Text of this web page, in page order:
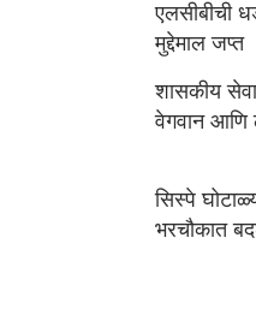
एलसीबीची
मुद्देमाल जप्त
शासकीय
वेगवान आणि
सिस्पे
भरचौकात